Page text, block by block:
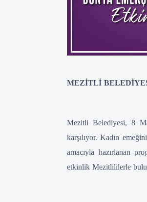
MEZİTLİ
Mezitli Belediyesi, 8
karşılıyor. Kadın
amacıyla hazırlanan
etkinlik Mezitlililerle